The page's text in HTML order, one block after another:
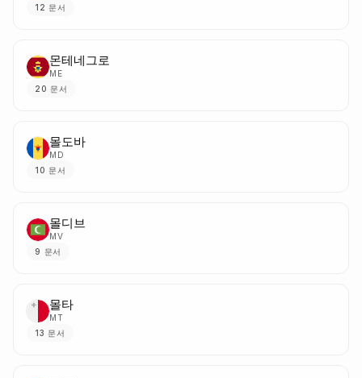
12 문서
몬테네그로
ME
20 문서
몰도바
MD
10 문서
몰디브
MV
9 문서
몰타
MT
13 문서